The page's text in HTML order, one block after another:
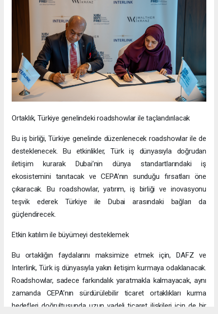
Ortaklık, Türkiye genelindeki roadshowlar ile taçlandırılacak
Bu iş birliği, Türkiye genelinde düzenlenecek roadshowlar ile de
desteklenecek. Bu etkinlikler, Türk iş dünyasıyla doğrudan
iletişim kurarak Dubai’nin dünya standartlarındaki iş
ekosistemini tanıtacak ve CEPA’nın sunduğu fırsatları öne
çıkaracak. Bu roadshowlar, yatırım, iş birliği ve inovasyonu
teşvik ederek Türkiye ile Dubai arasındaki bağları da
güçlendirecek.
Etkin katılım ile büyümeyi desteklemek
Bu ortaklığın faydalarını maksimize etmek için, DAFZ ve
Interlink, Türk iş dünyasıyla yakın iletişim kurmaya odaklanacak.
Roadshowlar, sadece farkındalık yaratmakla kalmayacak, aynı
zamanda CEPA’nın sürdürülebilir ticaret ortaklıkları kurma
hedefleri doğrultusunda uzun vadeli ticaret ilişkileri için de bir